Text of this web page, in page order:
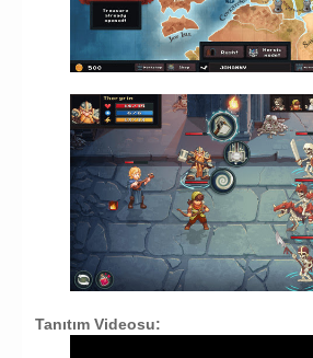
Tanıtım Videosu: